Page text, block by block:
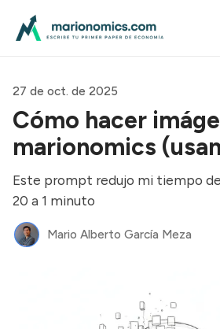
27 de oct. de 2025
Cómo hacer
marionomics
Este prompt redujo mi tiempo
20 a 1 minuto
Mario Alberto García Meza